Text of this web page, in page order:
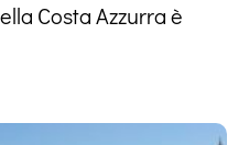
Costa Azzurra è